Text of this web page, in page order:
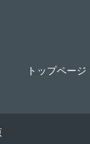
トップページ